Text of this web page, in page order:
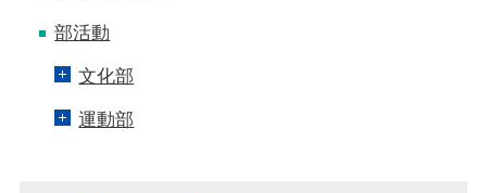
部活動
文化部
運動部